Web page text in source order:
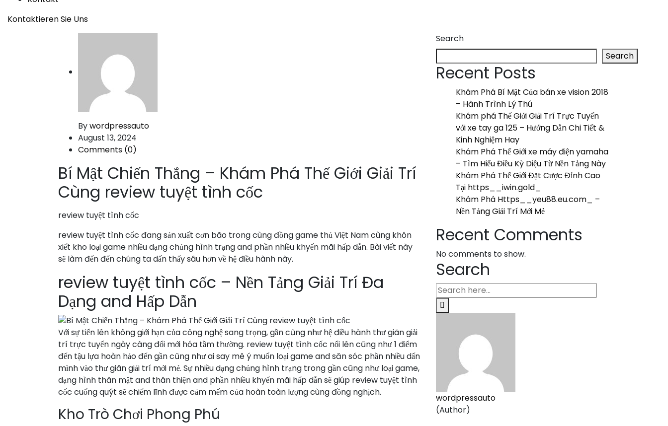
Kontaktieren Sie Uns
Bywordpressauto
August 13, 2024
Comments (0)
Bí Mật Chiến Thắng – Khám Phá Thế Giới Giải Trí
Cùng review tuyệt tình cốc
review tuyệt tình cốc
review tuyệt tình cốc đang sản xuất cơn bão trong cùng đồng game thủ Việt Nam cùng khôn
xiết kho loại game nhiều dạng chủng hình trạng and phần nhiều khyến mãi hấp dẫn. Bài viết này
sẽ làm đến đến chúng ta dấn thấy sâu hơn về hệ điều hành này.
review tuyệt tình cốc – Nền Tảng Giải Trí Đa
Dạng and Hấp Dẫn
Với sự tiến lên không giới hạn của công nghệ sang trọng, gần cũng như hệ điều hành thư giãn giải
trí trực tuyến ngày càng đổi mới hóa tầm thường. review tuyệt tình cốc nổi lên cũng như 1 điểm
đến tậu lựa hoàn hảo đến gần cũng như ai say mê ý muốn loại game and săn sóc phần nhiều dấn
mình vào thư giãn giải trí mới mẻ. Sự nhiều dạng chủng hình trạng trong gần cũng như loại game,
dạng hình thân mật and thân thiện and phần nhiều khyến mãi hấp dẫn sẽ giúp review tuyệt tình
cốc cuống quýt sẽ chiếm lĩnh được cảm mếm của hoàn toàn lượng cùng đồng nghịch.
Kho Trò Chơi Phong Phú
Search
Search
Recent Posts
Khám Phá Bí Mật Của bán xe vision 2018
– Hành Trình Lý Thú
Khám phá Thế Giới Giải Trí Trực Tuyến
với xe tay ga 125 – Hướng Dẫn Chi Tiết &
Kinh Nghiệm Hay
Khám Phá Thế Giới xe máy điện yamaha
– Tìm Hiểu Điều Kỳ Diệu Từ Nền Tảng Này
Khám Phá Thế Giới Đặt Cược Đỉnh Cao
Tại https__iwin.gold_
Khám Phá Https__yeu88.eu.com_ –
Nền Tảng Giải Trí Mới Mẻ
Recent Comments
No comments to show.
Search
wordpressauto
(Author)